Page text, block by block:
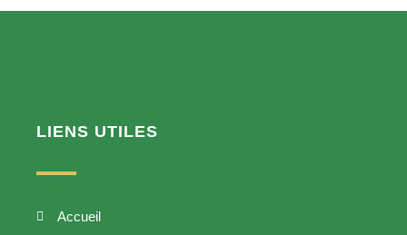
LIENS UTILES
Accueil